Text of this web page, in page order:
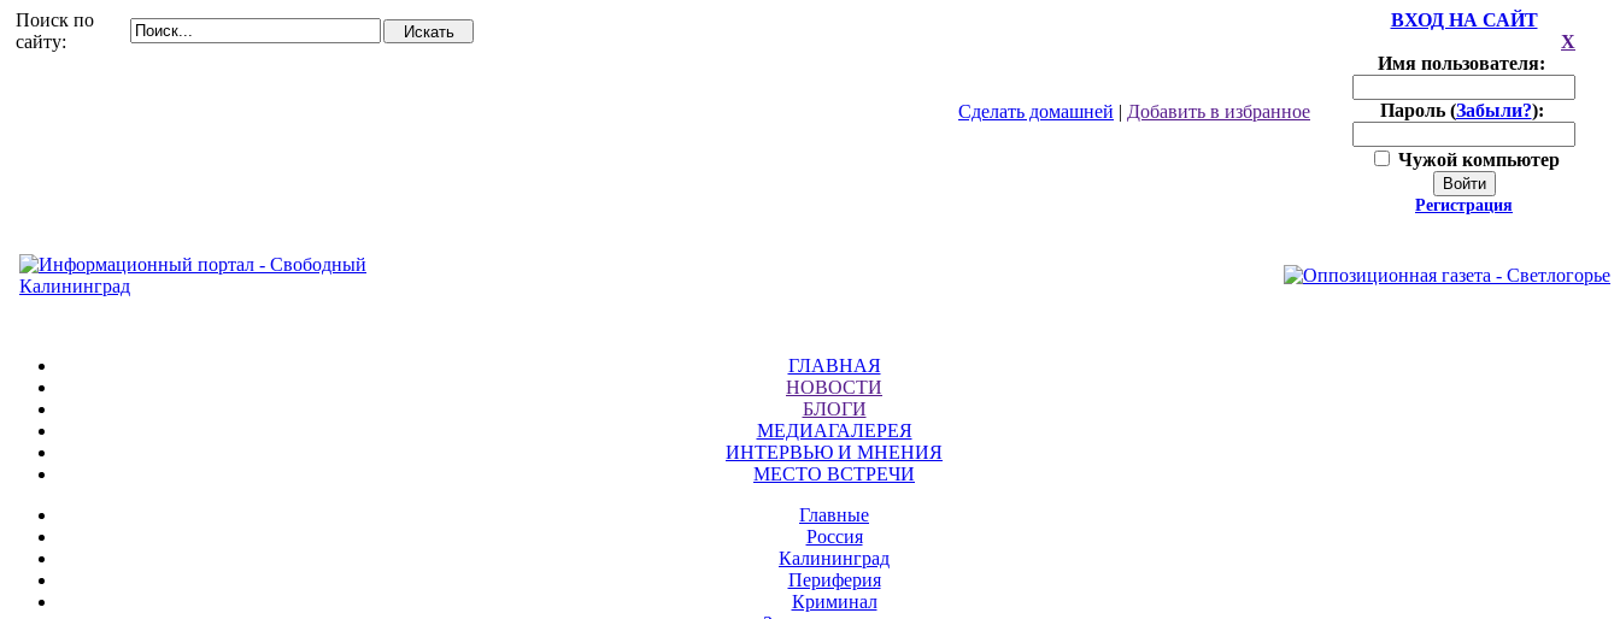
Поиск по
сайту:
Сделать домашней | Добавить в избранное
ВХОД НА САЙТ
X
Имя пользователя:
Пароль (Забыли?):
Чужой компьютер
Войти
Регистрация
ГЛАВНАЯ
НОВОСТИ
БЛОГИ
МЕДИАГАЛЕРЕЯ
ИНТЕРВЬЮ И МНЕНИЯ
МЕСТО ВСТРЕЧИ
Главные
Россия
Калининград
Периферия
Криминал